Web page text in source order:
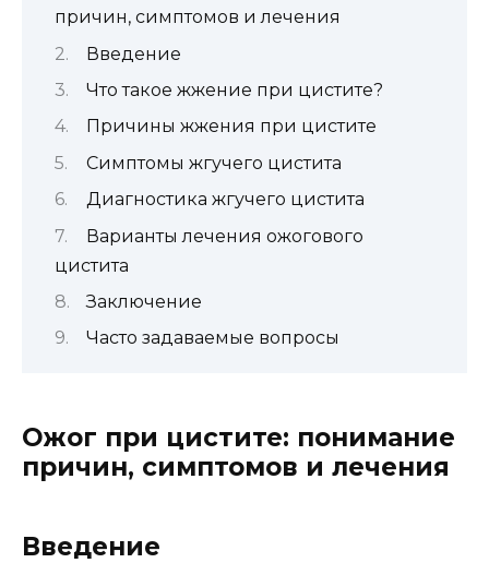
причин, симптомов и лечения
Введение
Что такое жжение при цистите?
Причины жжения при цистите
Симптомы жгучего цистита
Диагностика жгучего цистита
Варианты лечения ожогового
цистита
Заключение
Часто задаваемые вопросы
Ожог при цистите: понимание
причин, симптомов и лечения
Введение